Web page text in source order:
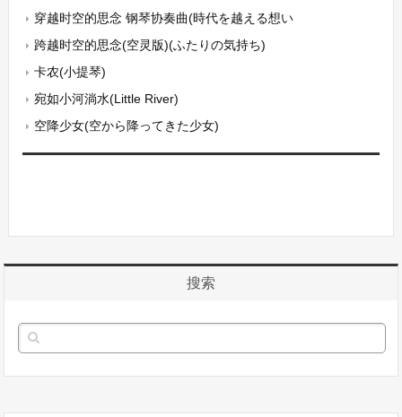
穿越时空的思念 钢琴协奏曲(時代を越える想い
跨越时空的思念(空灵版)(ふたりの気持ち)
卡农(小提琴)
宛如小河淌水(Little River)
空降少女(空から降ってきた少女)
搜索